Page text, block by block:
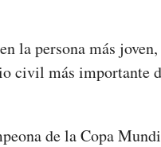
la persona más joven,
civil más importante
de la Copa